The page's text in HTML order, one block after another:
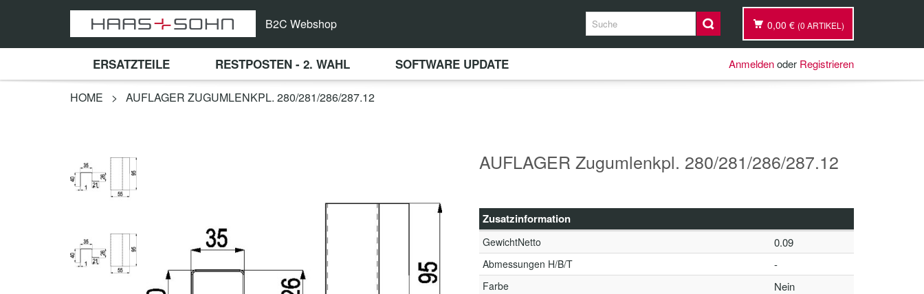
B2C Webshop 0,00 € (0 ARTIKEL)
ERSATZTEILE RESTPOSTEN - 2. WAHL SOFTWARE UPDATE Anmeldenoder Registrieren
HOME > AUFLAGER ZUGUMLENKPL. 280/281/286/287.12
AUFLAGER Zugumlenkpl. 280/281/286/287.12
Zusatzinformation
GewichtNetto 0.09
Abmessungen H/B/T -
Farbe Nein